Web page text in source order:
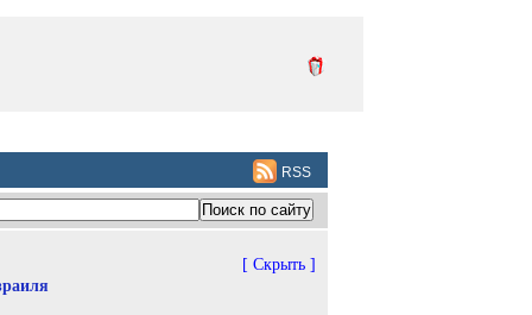
RSS
[ Скрыть ]